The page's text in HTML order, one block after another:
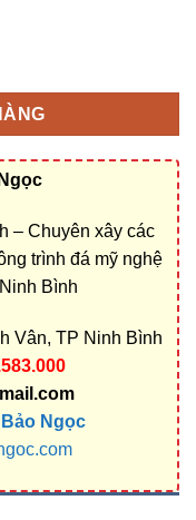
đá ở Sóc Trăng rẻ đẹp
– Chuyên xây các
trình đá mỹ nghệ
Bình
Vân, TP Ninh Bình
Ngọc